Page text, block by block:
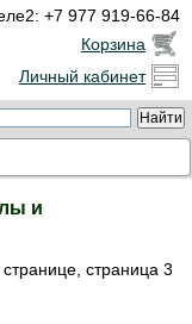
+7 977 919-66-84
Корзина
Личный кабинет
и
странице, страница 3